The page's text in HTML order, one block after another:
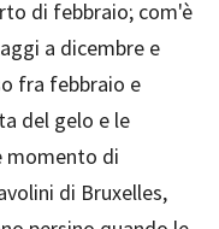
di febbraio; com'è
a dicembre e
fra febbraio e
del gelo e le
momento di
di Bruxelles,